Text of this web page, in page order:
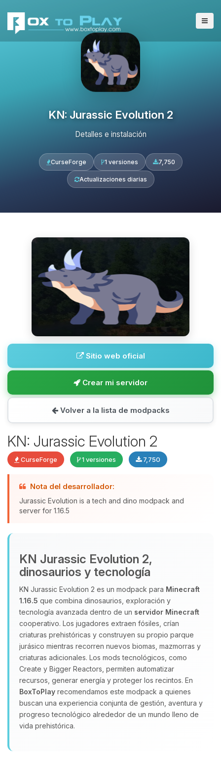
KN: Jurassic Evolution 2
Detalles e instalación
CurseForge 1 versiones 7,750
Actualizaciones diarias
Sitio web oficial
Crear mi servidor
Volver a la lista de modpacks
KN: Jurassic Evolution 2
CurseForge 1 versiones 7,750
Nota del desarrollador:
Jurassic Evolution is a tech and dino modpack and
server for 1.16.5
KN Jurassic Evolution 2,
dinosaurios y tecnología
KN Jurassic Evolution 2 es un modpack para Minecraft
1.16.5 que combina dinosaurios, exploración y
tecnología avanzada dentro de un servidor Minecraft
cooperativo. Los jugadores extraen fósiles, crían
criaturas prehistóricas y construyen su propio parque
jurásico mientras recorren nuevos biomas, mazmorras y
criaturas adicionales. Los mods tecnológicos, como
Create y Bigger Reactors, permiten automatizar
recursos, generar energía y proteger los recintos. En
BoxToPlay recomendamos este modpack a quienes
buscan una experiencia conjunta de gestión, aventura y
progreso tecnológico alrededor de un mundo lleno de
vida prehistórica.
Yupi, por fin alguien con quien
hablar! Soy Choupy, tu pequeno
asistente de BoxToPlay. Cuentame